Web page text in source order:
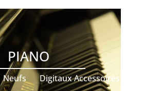
PIANO
Neufs DigitauxAccessoires